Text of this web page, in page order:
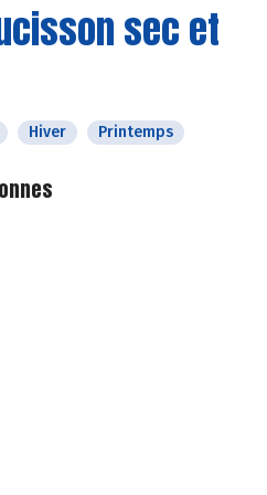
sec et
Hiver Printemps